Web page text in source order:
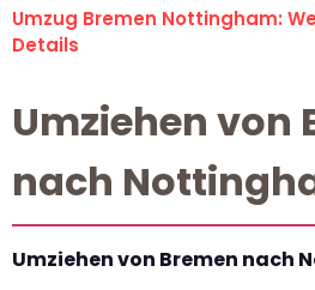
Umzug Bremen Nottingham:
Details
Umziehen von
nach
Umziehen von Bremen nach